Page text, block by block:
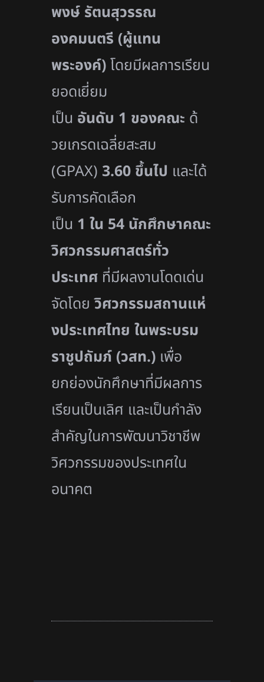
พงษ์ รัตนสุวรรณ
องคมนตรี (ผู้แทน
พระองค์)โดยมีผลการเรียน
ยอดเยี่ยม
เป็น อันดับ 1 ของคณะ ด้
วยเกรดเฉลี่ยสะสม
(GPAX) 3.60 ขึ้นไป และได้
รับการคัดเลือก
เป็น 1ใน 54 นักศึกษาคณะ
วิศวกรรมศาสตร์ทั่ว
ประเทศ ที่มีผลงานโดดเด่น
จัดโดยวิศวกรรมสถานแห่
งประเทศไทย ในพระบรม
ราชูปถัมภ์ (วสท.) เพื่อ
ยกย่องนักศึกษาที่มีผลการ
เรียนเป็นเลิศ และเป็นกำลัง
สำคัญในการพัฒนาวิชาชีพ
วิศวกรรมของประเทศใน
อนาคต